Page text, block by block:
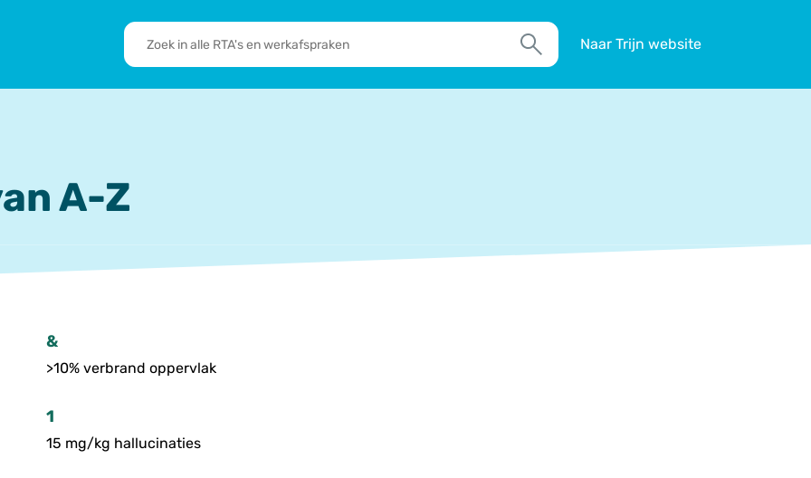
RTA's
en
Zoek
Naar Trijn website
A-Z
&
>10% verbrand oppervlak
1
15 mg/kg hallucinaties